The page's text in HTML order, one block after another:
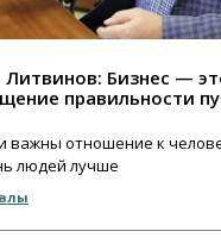
Бизнес —
правильности
важны отношение к
людей лучше